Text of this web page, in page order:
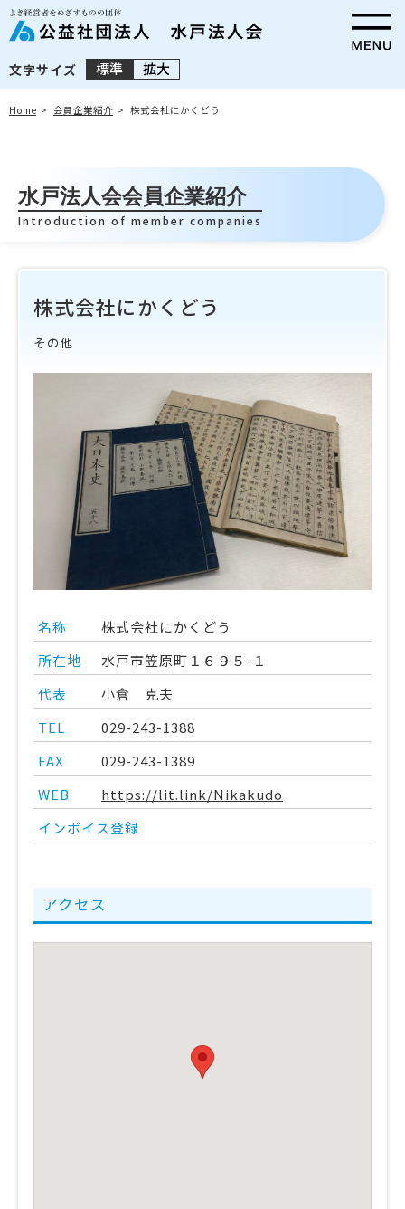
文字サイズ 標準 拡大
Home 会員企業紹介 株式会社にかくどう
水戸法人会会員企業紹介
Introduction of member companies
株式会社にかくどう
その他
名称
株式会社にかくどう
所在地
水戸市笠原町１６９５-１
代表
小倉 克夫
TEL
029-243-1388
FAX
029-243-1389
WEB
https://lit.link/Nikakudo
インボイス登録
アクセス